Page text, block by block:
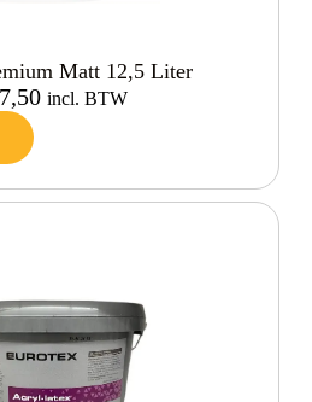
Matt 12,5 Liter
incl. BTW